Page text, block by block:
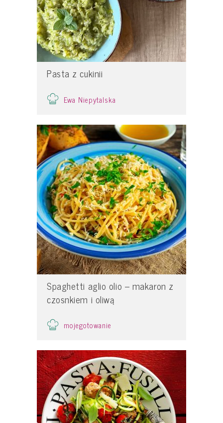
Pasta z cukinii
Ewa Niepytalska
Spaghetti aglio olio – makaron z
czosnkiem i oliwą
mojegotowanie